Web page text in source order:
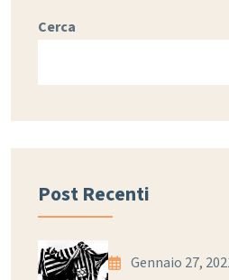
Cerca
Post Recenti
Gennaio 27,